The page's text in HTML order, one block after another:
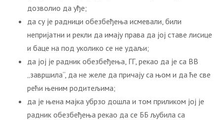
дозволио да уђе;
да су је радници обезбеђења исмевали, били
непријатни и рекли да имају права да јој ставе лисице
и баце на под уколико се не удаљи;
да јој је радник обезбеђења, ГГ, рекао да је са ВВ
„завршила“, да не желе да причају са њом и да ће све
рећи њеним родитељима;
да је њена мајка убрзо дошла и том приликом јој је
радник обезбеђења рекао да се ББ љубила са